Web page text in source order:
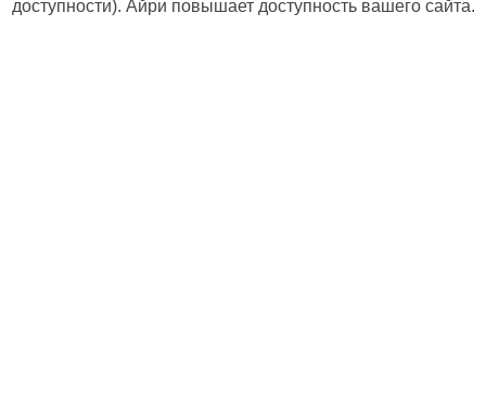
доступности). Айри повышает доступность вашего сайта.